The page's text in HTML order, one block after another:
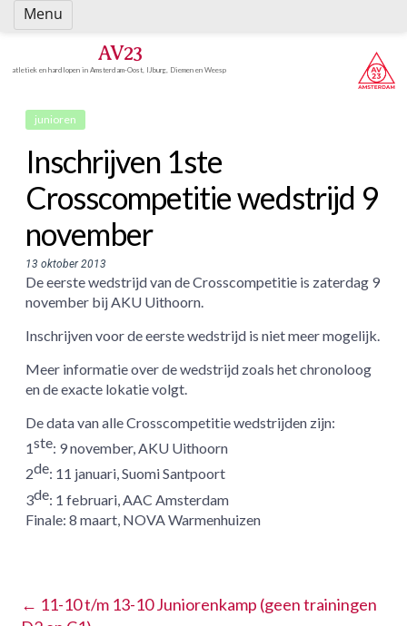
Spring
naar
AV23
atletiek en hardlopen in Amsterdam-Oost, IJburg, Diemen en Weesp
junioren
Inschrijven 1ste
Crosscompetitie wedstrijd 9
november
13 oktober 2013
De eerste wedstrijd van de Crosscompetitie is zaterdag 9
november bij AKU Uithoorn.
Inschrijven voor de eerste wedstrijd is niet meer mogelijk.
Meer informatie over de wedstrijd zoals het chronoloog
en de exacte lokatie volgt.
De data van alle Crosscompetitie wedstrijden zijn:
1ste: 9 november, AKU Uithoorn
2de: 11 januari, Suomi Santpoort
3de: 1 februari, AAC Amsterdam
Finale: 8 maart, NOVA Warmenhuizen
← 11-10 t/m 13-10 Juniorenkamp (geen trainingen
Menu